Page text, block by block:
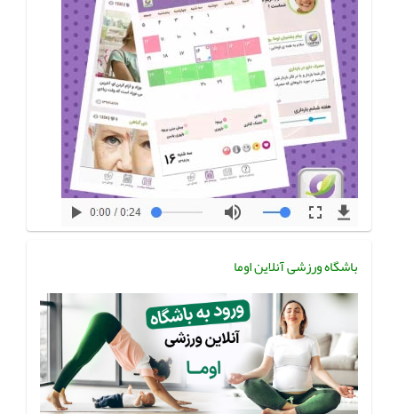
باشگاه ورزشی آنلاین اوما